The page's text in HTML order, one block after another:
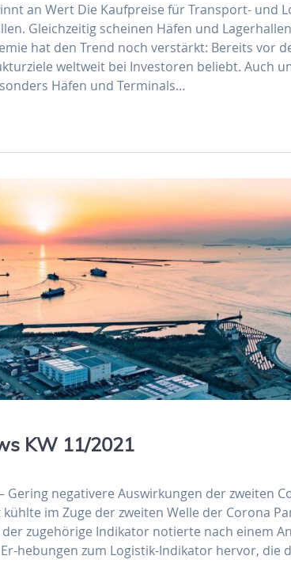
an Wert Die Kaufpreise für Transport- und
Gleichzeitig scheinen Häfen und
hat den Trend noch verstärkt: Bereits vor
weltweit bei Investoren beliebt. Auch
Häfen und Terminals…
KW 11/2021
Gering negativere Auswirkungen der zweiten
im Zuge der zweiten Welle der Corona
zugehörige Indikator notierte nach einem
hebungen zum Logistik-Indikator hervor, die